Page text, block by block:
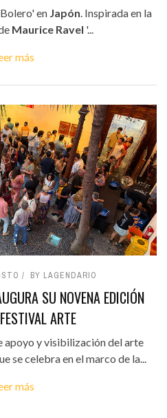
en Japón. Inspirada en la
Maurice Ravel '...
más
BY LAGENDARIO
SU NOVENA EDICIÓN
ARTE
apoyo y visibilización del arte
se celebra en el marco de la...
más